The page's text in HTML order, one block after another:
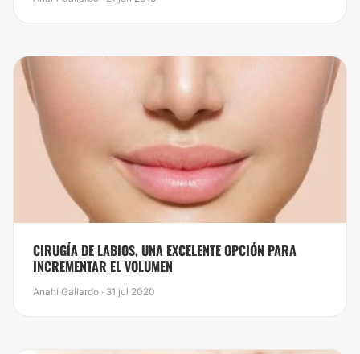
CIRUGÍA DE LABIOS, UNA EXCELENTE OPCIÓN PARA
INCREMENTAR EL VOLUMEN
Anahí Gallardo · 31 jul 2020